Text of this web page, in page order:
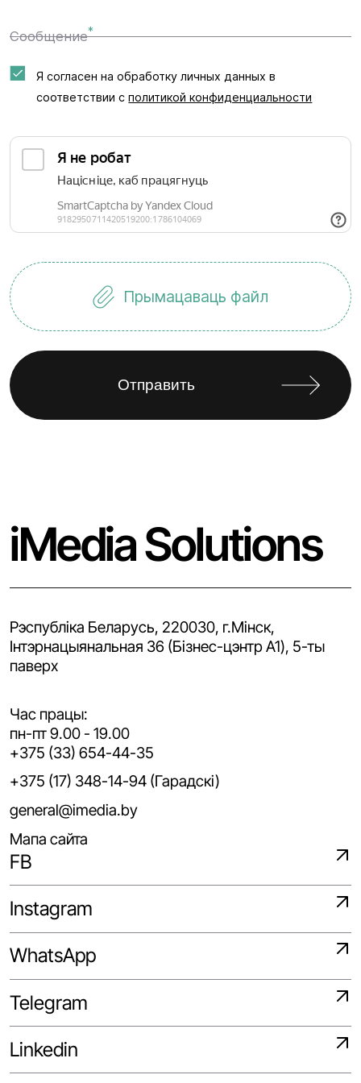
Сообщение*
Я согласен на обработку личных данных в
соответствии сполитикой конфиденциальности
Прымацаваць файл
iMedia Solutions
Рэспубліка Беларусь, 220030, г.Мінск,
Iнтэрнацыянальная 36 (Бізнес-цэнтр A1), 5-ты
паверх
Час працы:
пн-пт 9.00 - 19.00
+375 (33) 654-44-35
+375 (17) 348-14-94 (Гарадскі)
general@imedia.by
Мапа сайта
FB
Instagram
WhatsApp
Telegram
Linkedin